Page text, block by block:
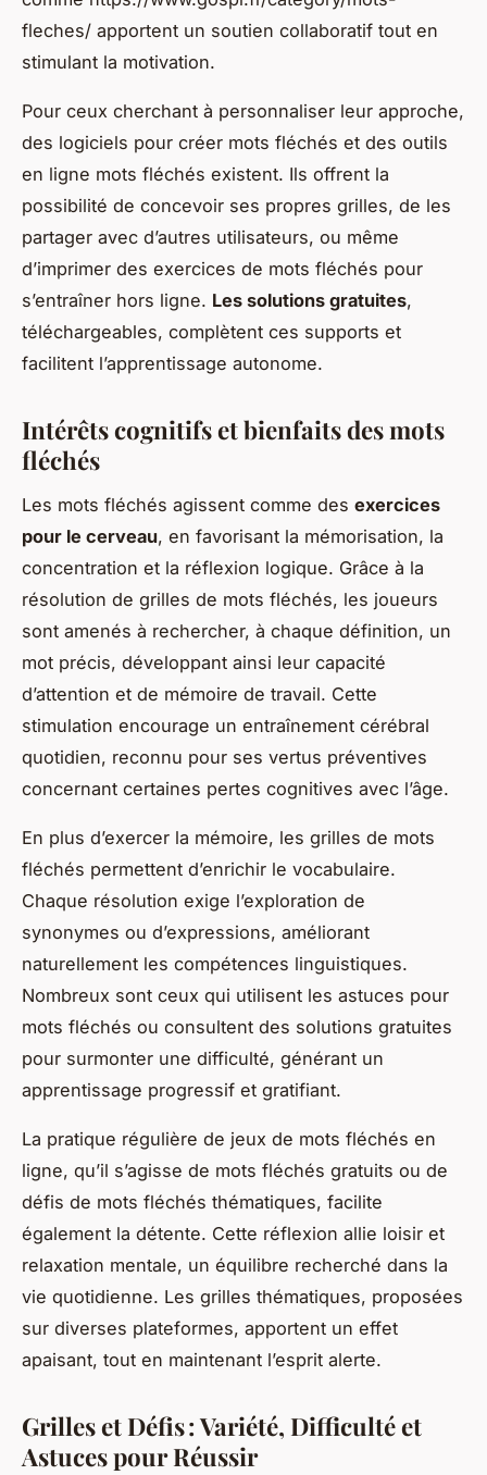
fleches/ apportent un soutien collaboratif tout en
stimulant la motivation.
Pour ceux cherchant à personnaliser leur approche,
des logiciels pour créer mots fléchés et des outils
en ligne mots fléchés existent. Ils offrent la
possibilité de concevoir ses propres grilles, de les
partager avec d’autres utilisateurs, ou même
d’imprimer des exercices de mots fléchés pour
s’entraîner hors ligne. Les solutions gratuites,
téléchargeables, complètent ces supports et
facilitent l’apprentissage autonome.
Intérêts cognitifs et bienfaits des mots
fléchés
Les mots fléchés agissent comme des exercices
pour le cerveau, en favorisant la mémorisation, la
concentration et la réflexion logique. Grâce à la
résolution de grilles de mots fléchés, les joueurs
sont amenés à rechercher, à chaque définition, un
mot précis, développant ainsi leur capacité
d’attention et de mémoire de travail. Cette
stimulation encourage un entraînement cérébral
quotidien, reconnu pour ses vertus préventives
concernant certaines pertes cognitives avec l’âge.
En plus d’exercer la mémoire, les grilles de mots
fléchés permettent d’enrichir le vocabulaire.
Chaque résolution exige l’exploration de
synonymes ou d’expressions, améliorant
naturellement les compétences linguistiques.
Nombreux sont ceux qui utilisent les astuces pour
mots fléchés ou consultent des solutions gratuites
pour surmonter une difficulté, générant un
apprentissage progressif et gratifiant.
La pratique régulière de jeux de mots fléchés en
ligne, qu’il s’agisse de mots fléchés gratuits ou de
défis de mots fléchés thématiques, facilite
également la détente. Cette réflexion allie loisir et
relaxation mentale, un équilibre recherché dans la
vie quotidienne. Les grilles thématiques, proposées
sur diverses plateformes, apportent un effet
apaisant, tout en maintenant l’esprit alerte.
Grilles et Défis : Variété, Difficulté et
Astuces pour Réussir